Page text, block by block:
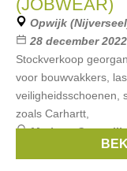
(JOBWEAR)
Opwijk
28 december
Stockverkoop
voor bouwvakkers,
veiligheidsschoenen,
zoals Carhartt,
Merken:
SAFETY JOGGER, ...